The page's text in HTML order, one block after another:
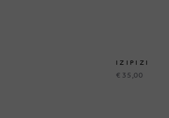
IZIPIZI
€ 35,00